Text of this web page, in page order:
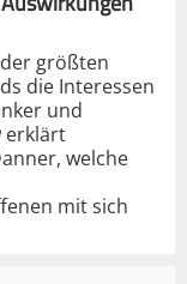
größten
die Interessen
und
erklärt
welche
mit sich